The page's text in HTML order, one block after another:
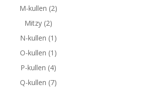
M-kullen (2)
Mitzy (2)
N-kullen (1)
O-kullen (1)
P-kullen (4)
Q-kullen (7)